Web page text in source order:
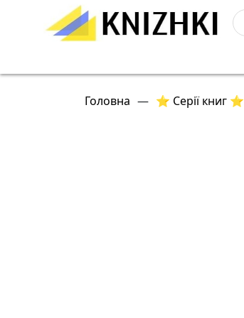
Головна — ⭐ Серії книг ⭐